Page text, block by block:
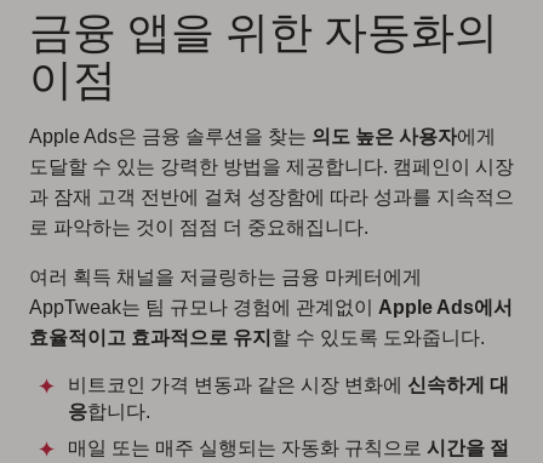
금융 앱을 위한 자동화의
이점
Apple Ads은 금융 솔루션을 찾는 의도 높은 사용자에게
도달할 수 있는 강력한 방법을 제공합니다. 캠페인이 시장
과 잠재 고객 전반에 걸쳐 성장함에 따라 성과를 지속적으
로 파악하는 것이 점점 더 중요해집니다.
여러 획득 채널을 저글링하는 금융 마케터에게
AppTweak는 팀 규모나 경험에 관계없이 Apple Ads에서
효율적이고 효과적으로 유지 할 수 있도록 도와줍니다.
비트코인 가격 변동과 같은 시장 변화에 신속하게 대
응합니다.
매일 또는 매주 실행되는 자동화 규칙으로 시간을 절